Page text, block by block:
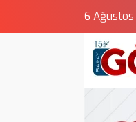
6